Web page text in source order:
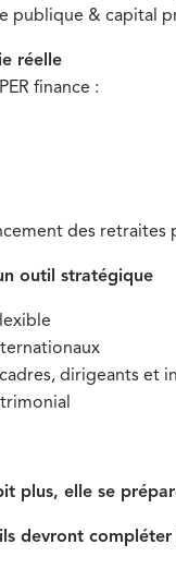
publique & capital
réelle
finance :
des retraites
outil stratégique
dirigeants et
plus, elle se
devront